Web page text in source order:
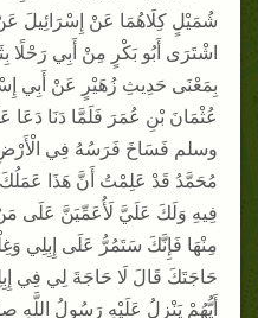
شُمَيْلٍ كِلَاهُمَا عَنْ إِسْرَائِيلَ
اشْتَرَى أَبُو بَكْرٍ مِنْ أَبِي رَحْلًا
بِمَعْنَى حَدِيثِ زُهَيْرٍ عَنْ أَبِي
عُثْمَانَ بْنِ عُمَرَ فَلَمَّا دَنَا دَعَا
وسلم فَسَاخَ فَرَسُهُ فِي الْأَرْضِ
مُحَمَّدُ قَدْ عَلِمْتُ أَنَّ هَذَا عَمَلُكَ
فِيهِ وَلَكَ عَلَيَّ لَأُعَمِّيَنَّ عَلَى
مِنْهَا فَإِنَّكَ سَتَمُرُّ عَلَى إِبِلِي
حَاجَتَكَ قَالَ لَا حَاجَةَ لِي فِي
أَيُّهُمْ يَنْزِلُ عَلَيْهِ رَسُولُ اللَّهِ